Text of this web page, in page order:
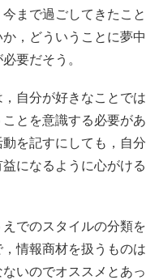
まで過ごしてきたこと
，どういうことに夢中
要だそう。
自分が好きなことでは
とを意識する必要があ
を記すにしても，自分
になるように心がける
でのスタイルの分類を
情報商材を扱うものは
いのでオススメとあっ